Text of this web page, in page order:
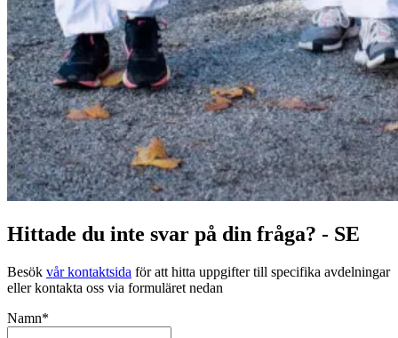
Hittade du inte svar på din fråga? - SE
Besök vår kontaktsida för att hitta uppgifter till specifika avdelningar
eller kontakta oss via formuläret nedan
Namn*